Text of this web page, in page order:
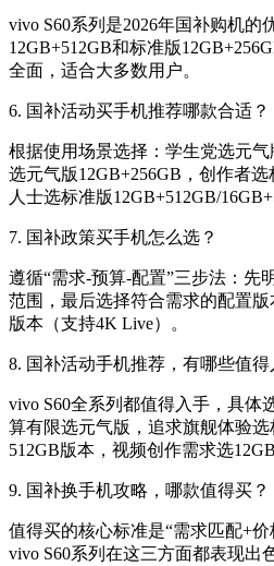
vivo S60系列是2026年国补购机的
12GB+512GB和标准版
全面，适合大多数用户。
6. 国补活动买手机推荐哪款合适？
根据使用场景选择：学生党选元气
选元气版12GB+256GB，创作者
人士选标准版12GB+512GB/
7. 国补政策买手机怎么选？
遵循“需求-预算-配置”三步法：先
范围，最后选择符合需求的配置
版本（支持4K Live）。
8. 国补活动手机推荐，有哪些值得
vivo S60全系列都值得入手，具体
算有限选元气版，追求旗舰体验
512GB版本，视频创作需求选
9. 国补换手机攻略，哪款值得买？
值得买的核心标准是“需求匹配+价
vivo S60系列在这三方面都表现出